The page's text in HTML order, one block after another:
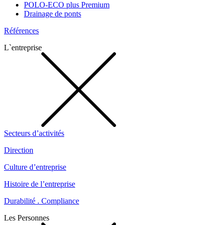
POLO-ECO plus Premium
Drainage de ponts
Références
L`entreprise
Secteurs d’activités
Direction
Culture d’entreprise
Histoire de l’entreprise
Durabilité . Compliance
Les Personnes